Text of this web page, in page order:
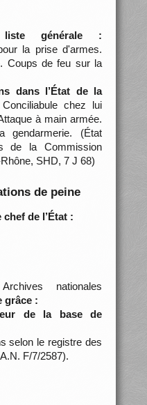
liste générale :
la prise d'armes.
Coups de feu sur la
dans l’État de la
Conciliabule chez lui
à main armée.
(État
de la Commission
SHD, 7 J 68)
de peine
de l’État :
nationales
grâce :
de la base de
selon le registre des
F/7/2587).